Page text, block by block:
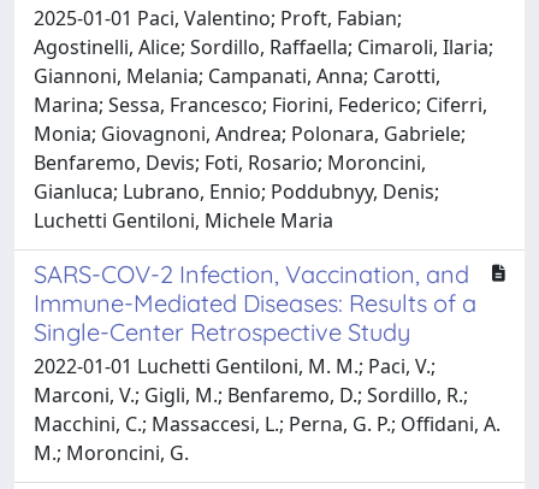
2025-01-01 Paci, Valentino; Proft, Fabian;
Agostinelli, Alice; Sordillo, Raffaella; Cimaroli, Ilaria;
Giannoni, Melania; Campanati, Anna; Carotti,
Marina; Sessa, Francesco; Fiorini, Federico; Ciferri,
Monia; Giovagnoni, Andrea; Polonara, Gabriele;
Benfaremo, Devis; Foti, Rosario; Moroncini,
Gianluca; Lubrano, Ennio; Poddubnyy, Denis;
Luchetti Gentiloni, Michele Maria
SARS-COV-2 Infection, Vaccination, and
Immune-Mediated Diseases: Results of a
Single-Center Retrospective Study
2022-01-01 Luchetti Gentiloni, M. M.; Paci, V.;
Marconi, V.; Gigli, M.; Benfaremo, D.; Sordillo, R.;
Macchini, C.; Massaccesi, L.; Perna, G. P.; Offidani, A.
M.; Moroncini, G.